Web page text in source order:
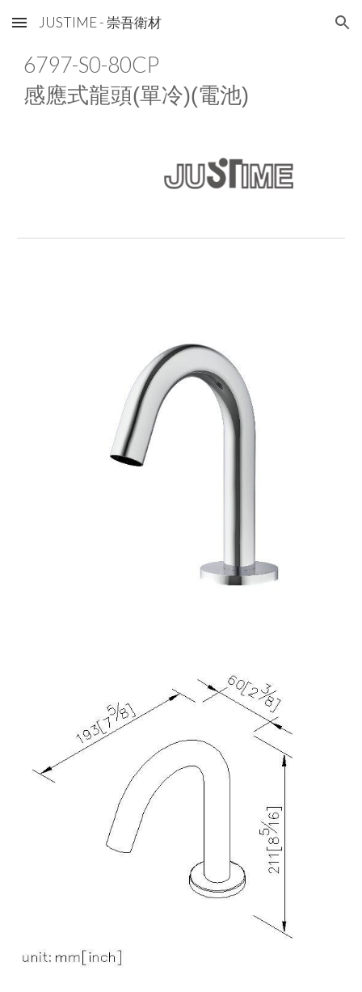
Skip to main content Skip to navigation
JUSTIME - 崇吾衛材
6797-S0-80CP
感應式龍頭(單冷)(電池)